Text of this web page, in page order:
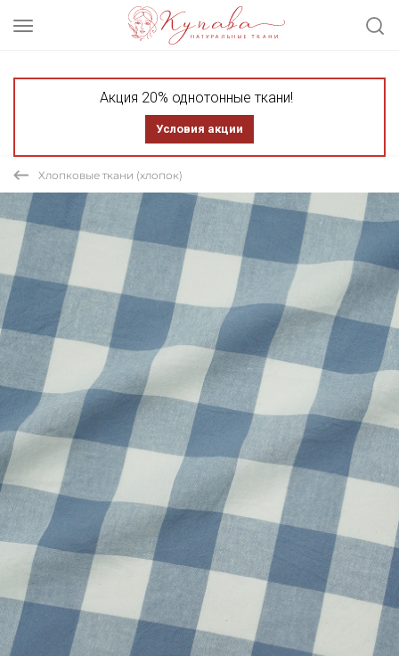
Акция 20% однотонные ткани!
Условия акции
Хлопковые ткани (хлопок)